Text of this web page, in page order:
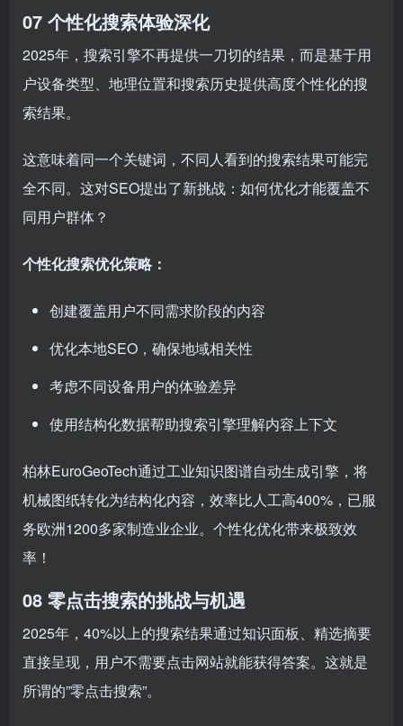
07 个性化搜索体验深化
2025年，搜索引擎不再提供一刀切的结果，而是基于用
户设备类型、地理位置和搜索历史提供高度个性化的搜
索结果。
这意味着同一个关键词，不同人看到的搜索结果可能完
全不同。这对SEO提出了新挑战：如何优化才能覆盖不
同用户群体？
个性化搜索优化策略：
创建覆盖用户不同需求阶段的内容
优化本地SEO，确保地域相关性
考虑不同设备用户的体验差异
使用结构化数据帮助搜索引擎理解内容上下文
柏林EuroGeoTech通过工业知识图谱自动生成引擎，将
机械图纸转化为结构化内容，效率比人工高400%，已服
务欧洲1200多家制造业企业。个性化优化带来极致效
率！
08 零点击搜索的挑战与机遇
2025年，40%以上的搜索结果通过知识面板、精选摘要
直接呈现，用户不需要点击网站就能获得答案。这就是
所谓的”零点击搜索”。